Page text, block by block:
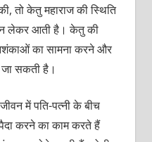
तो केतु महाराज की स्थिति
लेकर आती है। केतु की
का सामना करने और
सकती है।
में पति-पत्नी के बीच
करने का काम करते हैं